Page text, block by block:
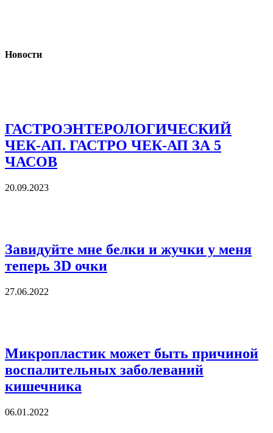
Новости
ГАСТРОЭНТЕРОЛОГИЧЕСКИЙ
ЧЕК-АП. ГАСТРО ЧЕК-АП ЗА 5
ЧАСОВ
20.09.2023
Завидуйте мне белки и жучки у меня
теперь 3D очки
27.06.2022
Микропластик может быть причиной
воспалительных заболеваний
кишечника
06.01.2022